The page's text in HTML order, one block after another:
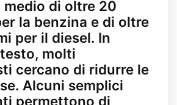
di oltre 20
la benzina e di oltre
per il diesel. In
molti
cercano di ridurre le
Alcuni semplici
permettono di